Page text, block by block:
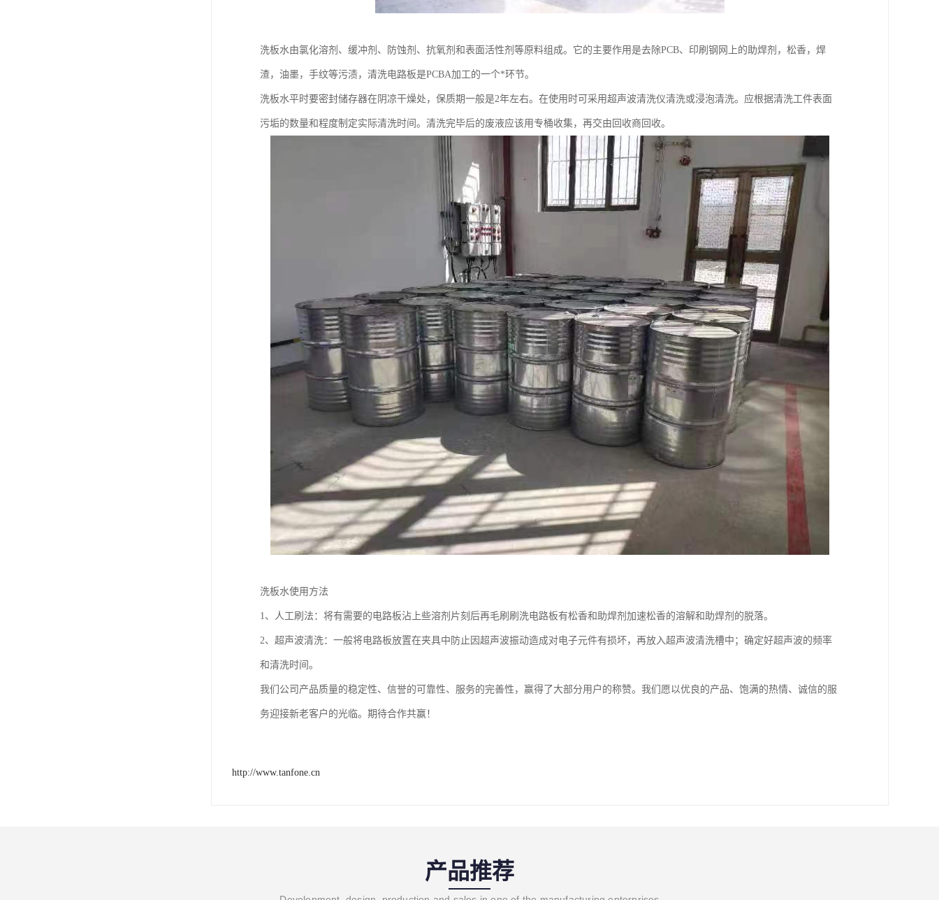
洗板水由氯化溶剂、缓冲剂、防蚀剂、抗氧剂和表面活性剂等原料组成。它的主要作用是去除PCB、印刷钢网上的助焊剂，松香，焊
渣，油墨，手纹等污渍，清洗电路板是PCBA加工的一个*环节。
洗板水平时要密封储存器在阴凉干燥处，保质期一般是2年左右。在使用时可采用超声波清洗仪清洗或浸泡清洗。应根据清洗工件表面
污垢的数量和程度制定实际清洗时间。清洗完毕后的废液应该用专桶收集，再交由回收商回收。
洗板水使用方法
1、人工刷法：将有需要的电路板沾上些溶剂片刻后再毛刷刷洗电路板有松香和助焊剂加速松香的溶解和助焊剂的脱落。
2、超声波清洗：一般将电路板放置在夹具中防止因超声波振动造成对电子元件有损坏，再放入超声波清洗槽中；确定好超声波的频率
和清洗时间。
我们公司产品质量的稳定性、信誉的可靠性、服务的完善性，赢得了大部分用户的称赞。我们愿以优良的产品、饱满的热情、诚信的服
务迎接新老客户的光临。期待合作共赢！
http://www.tanfone.cn
产品推荐